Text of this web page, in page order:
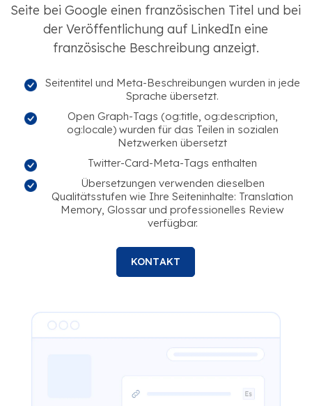
Seite bei Google einen französischen Titel und bei
der Veröffentlichung auf LinkedIn eine
französische Beschreibung anzeigt.
Seitentitel und Meta-Beschreibungen wurden in jede
Sprache übersetzt.
Open Graph-Tags (og:title, og:description,
og:locale) wurden für das Teilen in sozialen
Netzwerken übersetzt
Twitter-Card-Meta-Tags enthalten
Übersetzungen verwenden dieselben
Qualitätsstufen wie Ihre Seiteninhalte: Translation
Memory, Glossar und professionelles Review
verfügbar.
KONTAKT